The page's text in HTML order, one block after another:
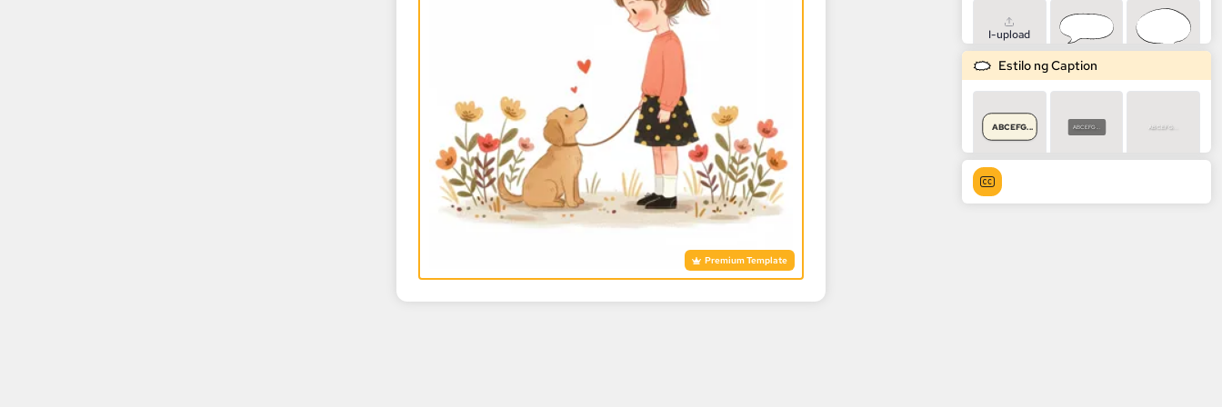
Premium Template
I-upload
Estilo ng Caption
ABCEFG... ABCEFG... ABCEFG...
ABCEFG... ABCEFG...